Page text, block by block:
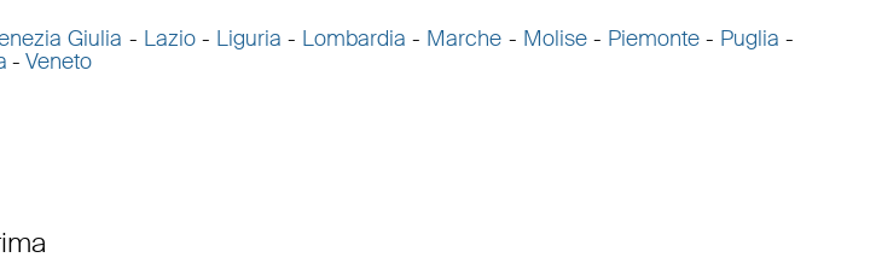
Giulia - Lazio- Liguria - Lombardia - Marche - Molise- Piemonte - Puglia -
- Veneto